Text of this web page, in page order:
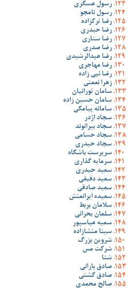
رسول عسگری
رسول نامجو
رضا ترکزاده
رضا حیدری
رضا ستاری
رضا صدری
رضا عبدالرشیدی
رضا مهاجری
رضا نبی زاده
زهرا نعمتی
سامان تورانیان
سامان حسین زاده
سامانه پیامکی
سجاد اژدر
سجاد بیرانوند
سجاد حسامی
سجاد حیدری
سرپرست باشگاه
سرمایه گذاری
سعید حیدری
سعید دقیقی
سعید صادقی
سعیده ایرانمنش
سلامان بربط
سلمان بحرانی
سمیه عباسپور
سینا منشازاده
شروین بزرگ
شرکت مس
شنا
صادق بارانی
صادق گشنی
صالح محمدی